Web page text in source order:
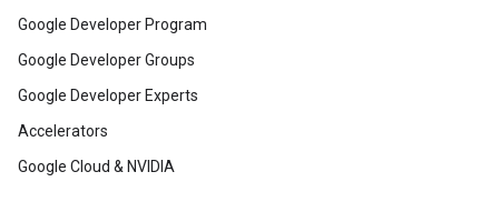
Google Developer Program
Google Developer Groups
Google Developer Experts
Accelerators
Google Cloud & NVIDIA